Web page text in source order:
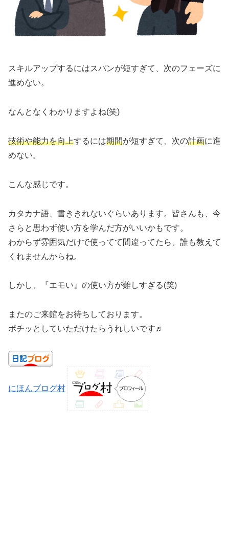
スキルアップするにはスパンが短すぎて、次のフェーズに
進めない。
なんとなくわかりますよね(笑)
技術や能力を向上するには期間が短すぎて、次の計画に進
めない。
こんな感じです。
カタカナ語、書ききれないぐらいあります。皆さんも、今
さらと思わず使い方を学んだ方がいいかもです。
わからず雰囲気だけで使ってて間違ってたら、誰も教えて
くれませんからね。
しかし、『エモい』の使い方が難しすぎる(笑)
またのご来館をお待ちしております。
ポチッとしていただけたらうれしいです♬
にほんブログ村